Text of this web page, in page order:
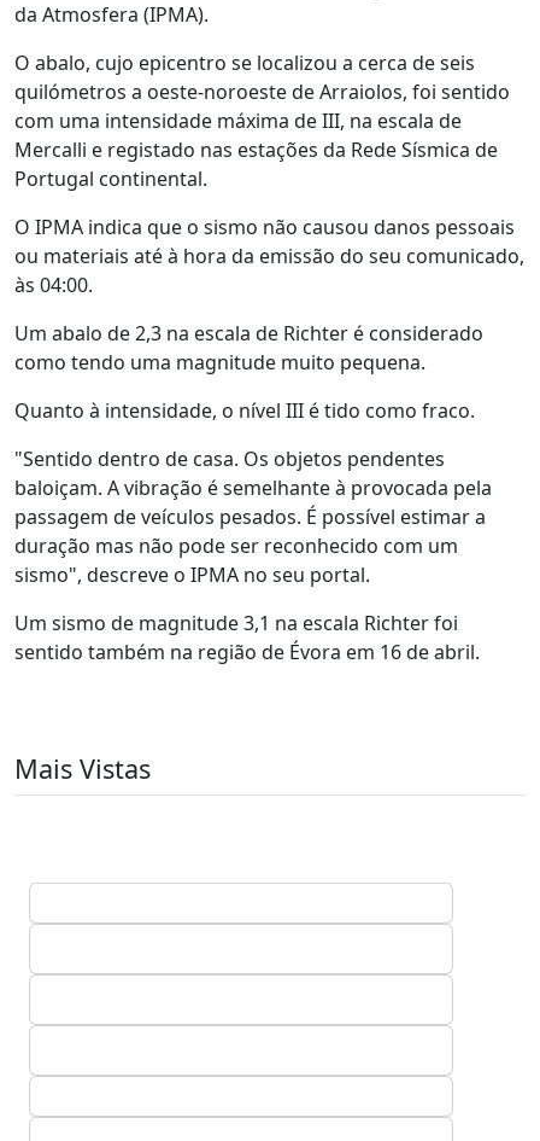
da Atmosfera (IPMA).
O abalo, cujo epicentro se localizou a cerca de seis
quilómetros a oeste-noroeste de Arraiolos, foi sentido
com uma intensidade máxima de III, na escala de
Mercalli e registado nas estações da Rede Sísmica de
Portugal continental.
O IPMA indica que o sismo não causou danos pessoais
ou materiais até à hora da emissão do seu comunicado,
às 04:00.
Um abalo de 2,3 na escala de Richter é considerado
como tendo uma magnitude muito pequena.
Quanto à intensidade, o nível III é tido como fraco.
"Sentido dentro de casa. Os objetos pendentes
baloiçam. A vibração é semelhante à provocada pela
passagem de veículos pesados. É possível estimar a
duração mas não pode ser reconhecido com um
sismo", descreve o IPMA no seu portal.
Um sismo de magnitude 3,1 na escala Richter foi
sentido também na região de Évora em 16 de abril.
Mais Vistas